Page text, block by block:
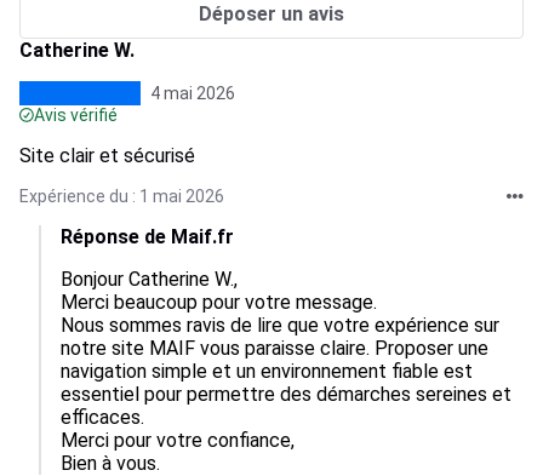
Déposer un avis
Catherine W.
4 mai 2026
Avis vérifié
Site clair et sécurisé
Expérience du : 1 mai 2026
Réponse de Maif.fr
Bonjour Catherine W.,
Merci beaucoup pour votre message.
Nous sommes ravis de lire que votre expérience sur
notre site MAIF vous paraisse claire. Proposer une
navigation simple et un environnement fiable est
essentiel pour permettre des démarches sereines et
efficaces.
Merci pour votre confiance,
Bien à vous.